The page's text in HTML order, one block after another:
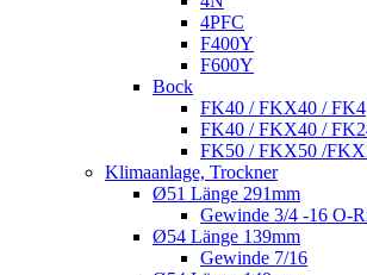
4PFC
F400Y
F600Y
Bock
FK40 / FKX40 / FK4
FK40 / FKX40 /
FK50 / FKX50 /
Klimaanlage, Trockner
Ø51 Länge 291mm
Gewinde 3/4 -16 O-
Ø54 Länge 139mm
Gewinde 7/16